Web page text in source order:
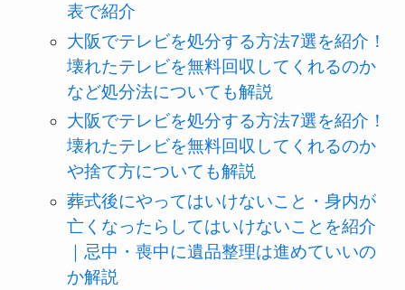
表で紹介
大阪でテレビを処分する方法7選を紹介！
壊れたテレビを無料回収してくれるのか
など処分法についても解説
大阪でテレビを処分する方法7選を紹介！
壊れたテレビを無料回収してくれるのか
や捨て方についても解説
葬式後にやってはいけないこと・身内が
亡くなったらしてはいけないことを紹介
｜忌中・喪中に遺品整理は進めていいの
か解説